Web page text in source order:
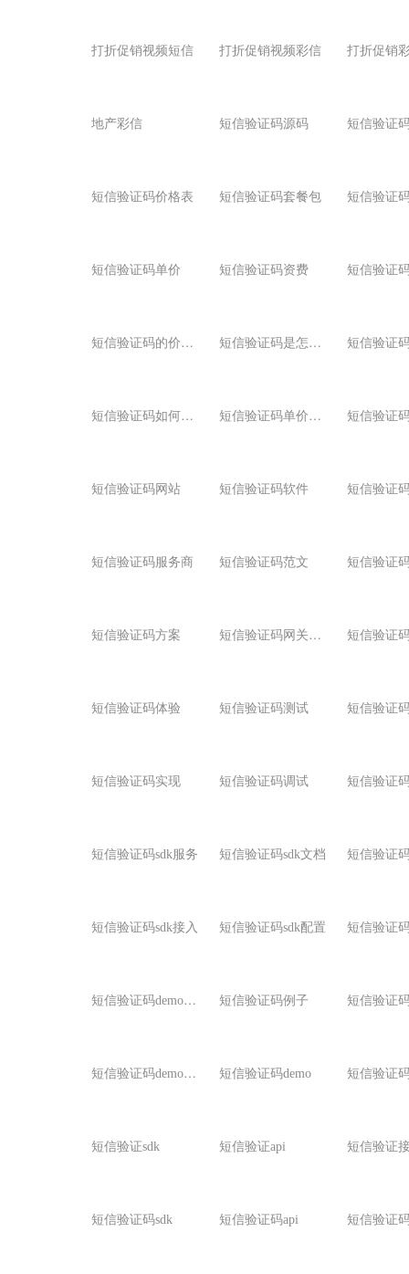
打折促销视频短信 打折促销视频彩信 打折促销
地产彩信 短信验证码源码 短信验证
短信验证码价格表 短信验证码套餐包
短信验证码单价 短信验证码资费 短信验证
短
信验证码的价格一般是多少 短
信验证码是怎么收费的
短
信验证码如何购买 短
信验证码单价是多少
短信验证码网站 短信验证码软件 短信验证
短信验证码服务商 短信验证码范文 短信验证
短信验证码方案 短
信验证码网关资源
短信验证码体验 短信验证码测试 短信验证
短信验证码实现 短信验证码调试 短信验证
短信验证码sdk服务 短信验证码sdk文档 短信验证
短信验证码sdk接入 短信验证码sdk配置 短信验证
短
信验证码demo实例 短信验证码例子
短
信验证码demo事例 短信验证码demo
短信验证sdk 短信验证api 短信验证
短信验证码sdk 短信验证码api 短信验证